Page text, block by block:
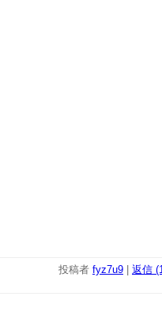
投稿者 fyz7u9 返信